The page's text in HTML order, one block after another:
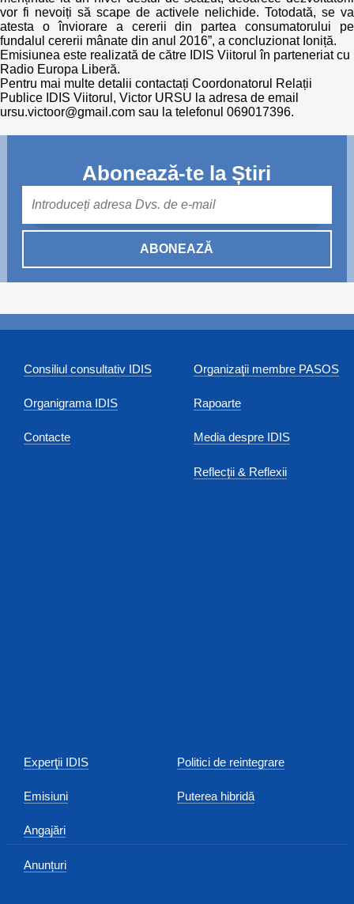
vor fi nevoiți să scape de activele nelichide. Totodată, se va
atesta o înviorare a cererii din partea consumatorului pe
fundalul cererii mânate din anul 2016”, a concluzionat Ioniță.
Emisiunea este realizată de către IDIS Viitorul în parteneriat cu
Radio Europa Liberă.
Pentru mai multe detalii contactați Coordonatorul Relații
Publice IDIS Viitorul, Victor URSU la adresa de email
ursu.victoor@gmail.com sau la telefonul 069017396.
Abonează-te la Știri
ABONEAZĂ
Consiliul consultativ IDIS
Organigrama IDIS
Contacte
Organizaţii membre PASOS
Rapoarte
Media despre IDIS
Reflecții & Reflexii
Experţii IDIS
Emisiuni
Angajări
Anunțuri
Politici de reintegrare
Puterea hibridă